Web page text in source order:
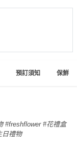
預訂須知 保鮮花
#freshflower #花禮盒
日禮物